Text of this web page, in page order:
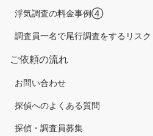
浮気調査の料金事例④
調査員一名で尾行調査をするリスク
ご依頼の流れ
お問い合わせ
探偵へのよくある質問
探偵・調査員募集